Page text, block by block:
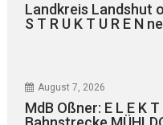
Landkreis Landshut
S T R U K T U R E N
August 7, 2026
MdB Oßner: E L E K T